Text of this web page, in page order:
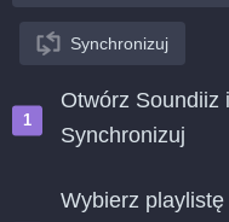
Synchronizuj
Otwórz Soundiiz
Synchronizuj
Wybierz playlistę